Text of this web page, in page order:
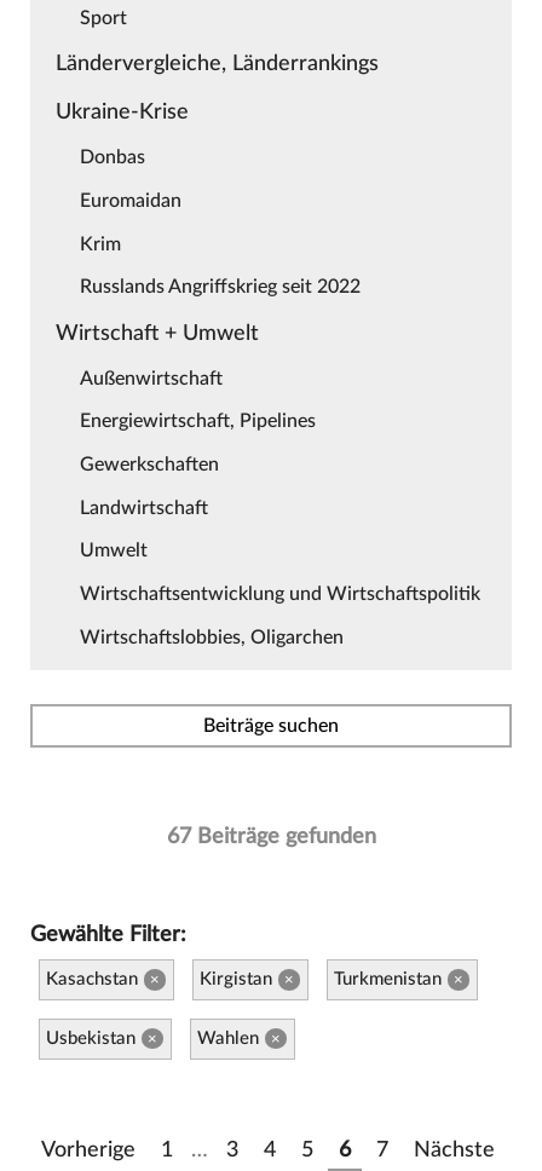
Sport
Ländervergleiche, Länderrankings
Ukraine-Krise
Donbas
Euromaidan
Krim
Russlands Angriffskrieg seit 2022
Wirtschaft + Umwelt
Außenwirtschaft
Energiewirtschaft, Pipelines
Gewerkschaften
Landwirtschaft
Umwelt
Wirtschaftsentwicklung und Wirtschaftspolitik
Wirtschaftslobbies, Oligarchen
Beiträge suchen
67 Beiträge gefunden
Gewählte Filter:
Kasachstan × Kirgistan × Turkmenistan ×
Usbekistan × Wahlen ×
Vorherige 1 … 3 4 5 6 7 Nächste